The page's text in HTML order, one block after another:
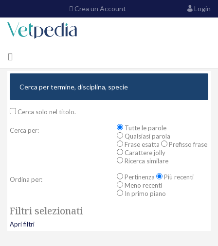
Crea un Account Login
Cerca solo nel titolo.
Cerca per:
Tutte le parole
Qualsiasi parola
Frase esatta
Prefisso frase
Carattere jolly
Ricerca similare
Ordina per: Pertinenza
Più recenti
Meno recenti
In primo piano
Filtri selezionati
Apri filtri